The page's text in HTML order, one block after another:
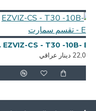
EZVIZ-CS - T30 -10B- EU - تقسم سمارت